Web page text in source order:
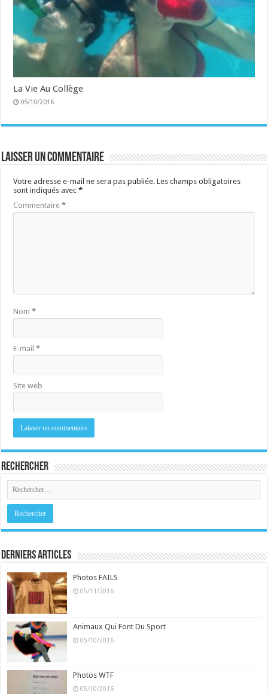
La Vie Au Collège
05/10/2016
Laisser un commentaire
Votre adresse e-mail ne sera pas publiée. Les champs obligatoires
sont indiqués avec*
Commentaire*
Nom*
E-mail*
Site web
Rechercher
Derniers Articles
Photos FAILS
05/11/2016
Animaux Qui Font Du Sport
05/10/2016
Photos WTF
05/10/2016